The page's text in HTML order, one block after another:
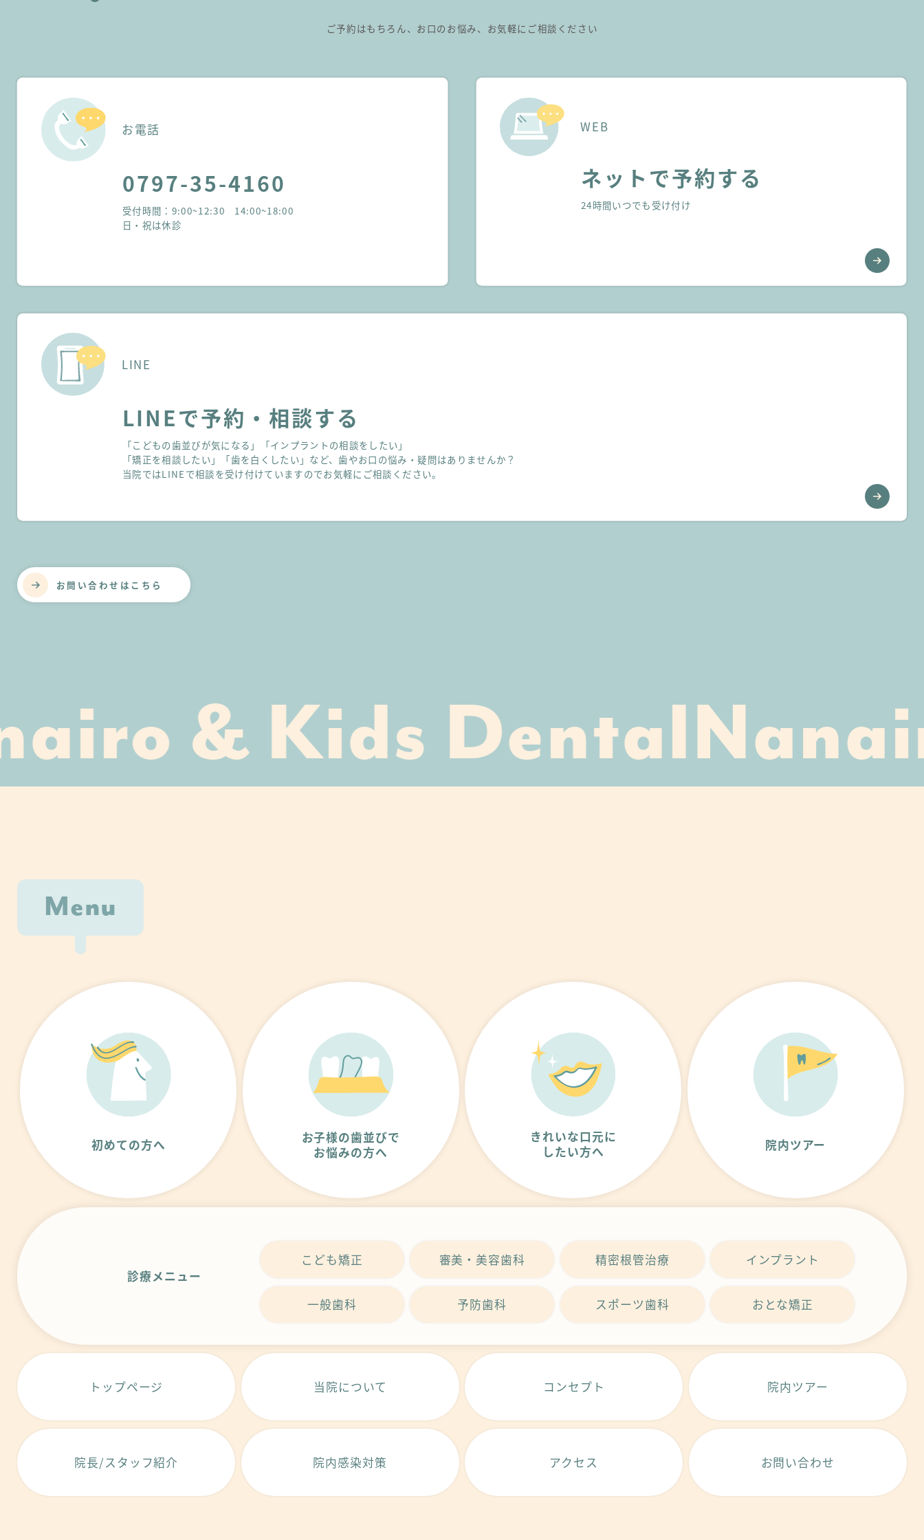
ご予約はもちろん、お口のお悩み、 お気軽にご相談ください
お電話
0797-35-4160
受付時間：9:00~12:30 14:00~18:00
日・祝は休診
WEB
ネットで予約する
24時間いつでも受け付け
LINE
LINEで予約・相談する
「こどもの歯並びが気になる」「インプラントの相談をしたい」
「矯正を相談したい」「歯を白くしたい」など、歯やお口の悩み・疑問はありませんか？
当院ではLINEで相談を受け付けていますのでお気軽にご相談ください。
お問い合わせはこちら
& Kids Dental
Menu
初めての方へ
お子様の歯並びで
お悩みの方へ
きれいな口元に
したい方へ
院内ツアー
診療メニュー
こども矯正 審美・美容歯科 精密根管治療 インプラント
一般歯科 予防歯科 スポーツ歯科 おとな矯正
トップページ 当院について コンセプト 院内ツアー
院長/スタッフ紹介 院内感染対策 アクセス お問い合わせ